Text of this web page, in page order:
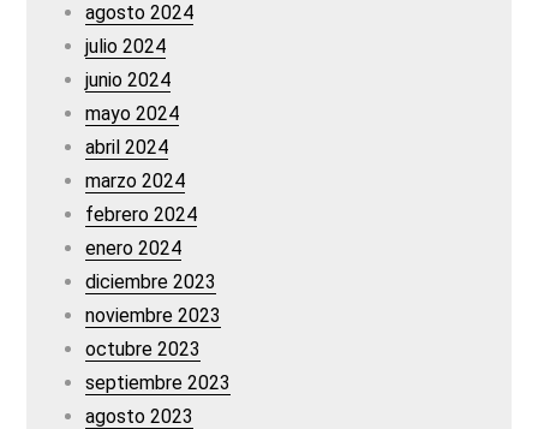
agosto 2024
julio 2024
junio 2024
mayo 2024
abril 2024
marzo 2024
febrero 2024
enero 2024
diciembre 2023
noviembre 2023
octubre 2023
septiembre 2023
agosto 2023